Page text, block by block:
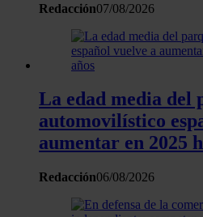
Redacción07/08/2026
La edad media del
automovilístico
aumentar en 2025
Redacción06/08/2026